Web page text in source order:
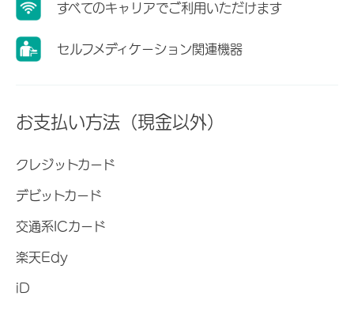
すべてのキャリアでご利用いただけます
セルフメディケーション関連機器
お支払い方法（現金以外）
クレジットカード
デビットカード
交通系ICカード
楽天Edy
iD